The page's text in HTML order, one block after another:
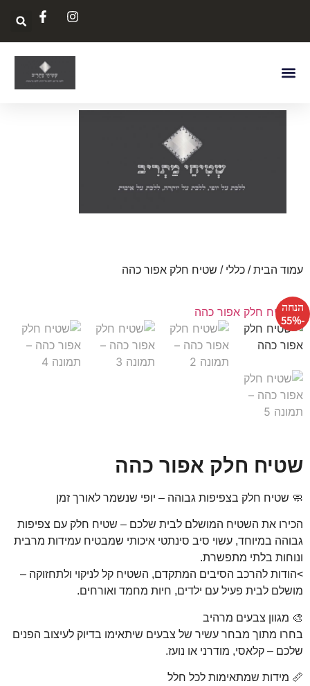
עמוד הבית/ כללי / שטיח חלק אפור כהה
הנחה
-55%
שטיח חלק אפור כהה
🧼 שטיח חלק בצפיפות גבוהה – יופי שנשמר לאורך זמן
הכירו את השטיח המושלם לבית שלכם – שטיח חלק עם צפיפות
גבוהה במיוחד, עשוי סיב סינתטי איכותי שמבטיח עמידות מרבית
ונוחות בלתי מתפשרת.
>הודות להרכב הסיבים המתקדם, השטיח קל לניקוי ולתחזוקה –
מושלם לבית פעיל עם ילדים, חיות מחמד ואורחים.
🎨 מגוון צבעים מרהיב
בחרו מתוך מבחר עשיר של צבעים שיתאימו בדיוק לעיצוב הפנים
שלכם – קלאסי, מודרני או נועז.
📏 מידות שמתאימות לכל חלל